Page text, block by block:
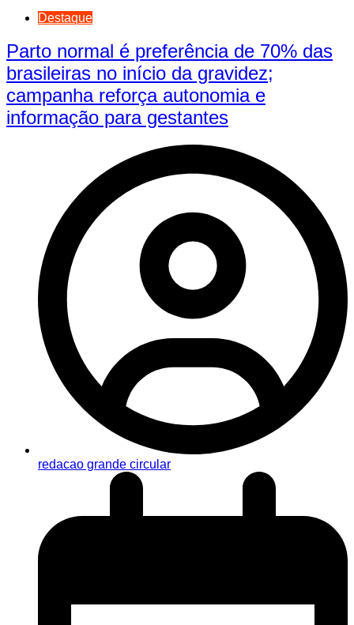
Destaque
Parto normal é preferência de 70% das
brasileiras no início da gravidez;
campanha reforça autonomia e
informação para gestantes
redacao grande circular